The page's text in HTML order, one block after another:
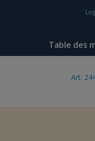
Table des
Art.